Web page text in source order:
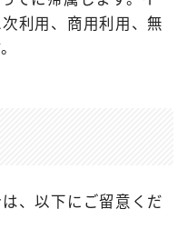
利用、商用利用、無
、以下にご留意くだ